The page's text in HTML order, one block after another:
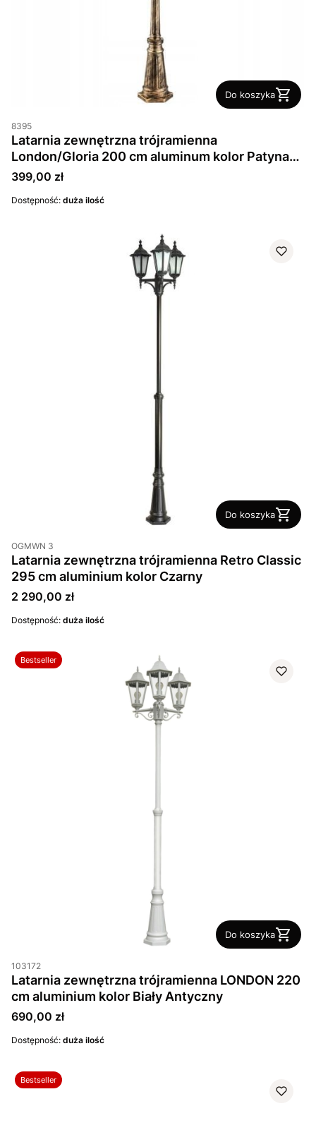
Do koszyka
8395
Latarnia zewnętrzna trójramienna
London/Gloria 200 cm aluminum kolor Patyna
Antyk
Cena
399,00 zł
Dostępność: duża ilość
Do koszyka
OGMWN 3
Latarnia zewnętrzna trójramienna Retro Classic
295 cm aluminium kolor Czarny
Cena
2 290,00 zł
Dostępność: duża ilość
Bestseller
Do koszyka
103172
Latarnia zewnętrzna trójramienna LONDON 220
cm aluminium kolor Biały Antyczny
Cena
690,00 zł
Dostępność: duża ilość
Bestseller